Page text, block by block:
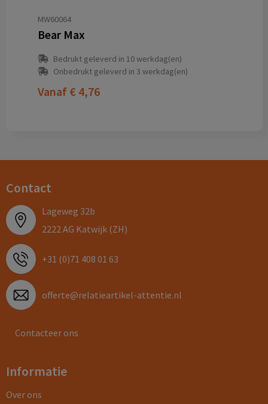
MW60064
Bear Max
Bedrukt geleverd in 10 werkdag(en)
Onbedrukt geleverd in 3 werkdag(en)
Vanaf € 4,76
Contact
Lageweg 32b
2222 AG Katwijk (ZH)
+31 (0)71 408 01 63
offerte@relatieartikel-attentie.nl
Contacteer ons
Informatie
Over ons